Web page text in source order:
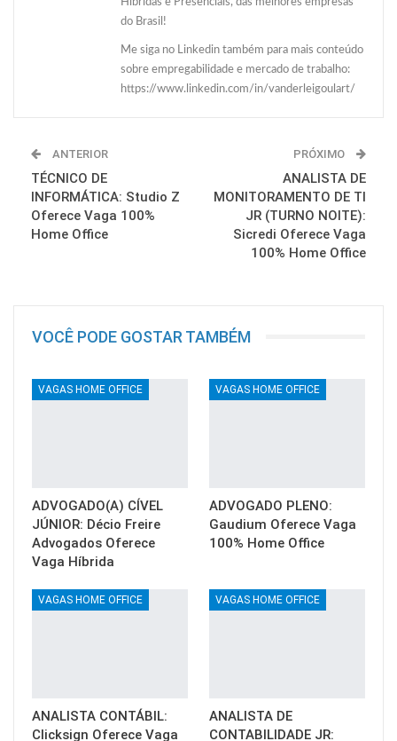
do Brasil!
Me siga no Linkedin também para mais conteúdo
sobre empregabilidade e mercado de trabalho:
https://www.linkedin.com/in/vanderleigoulart/
ANTERIOR
TÉCNICO DE
INFORMÁTICA: Studio Z
Oferece Vaga 100%
Home Office
PRÓXIMO
ANALISTA DE
MONITORAMENTO DE TI
JR (TURNO NOITE):
Sicredi Oferece Vaga
100% Home Office
VOCÊ PODE GOSTAR TAMBÉM
VAGAS HOME OFFICE
ADVOGADO(A) CÍVEL
JÚNIOR: Décio Freire
Advogados Oferece
Vaga Híbrida
VAGAS HOME OFFICE
ADVOGADO PLENO:
Gaudium Oferece Vaga
100% Home Office
VAGAS HOME OFFICE
ANALISTA CONTÁBIL:
Clicksign Oferece Vaga
VAGAS HOME OFFICE
ANALISTA DE
CONTABILIDADE JR: